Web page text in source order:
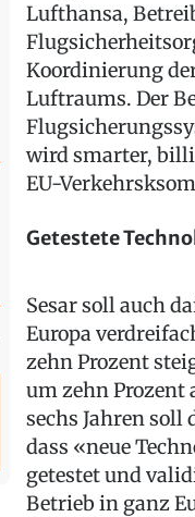
Lufthansa,
Koordinierung
Luftraums. Der
wird smarter,
EU-
Getestete
Sesar soll auch
Europa
zehn Prozent
um zehn Prozent
sechs Jahren
dass «neue
getestet und
Betrieb in ganz